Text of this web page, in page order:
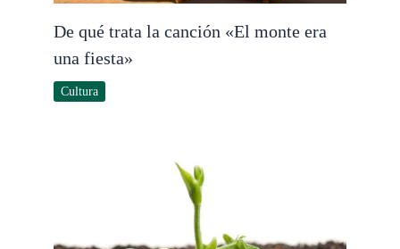
De qué trata la canción «El monte era
una fiesta»
Cultura